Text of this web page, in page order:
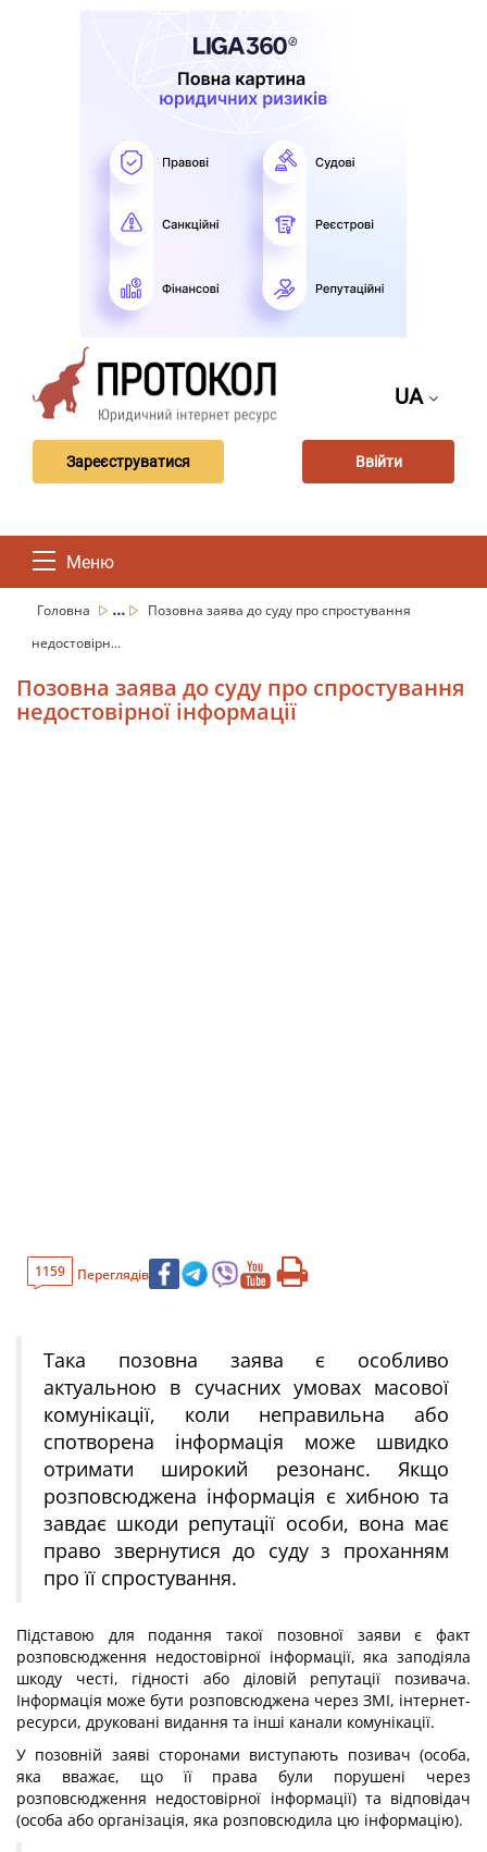
UA
Зареєструватися Ввійти
Меню
Головна ...
Позовна заява до суду про спростування
недостовірн...
Позовна заява до суду про спростування
недостовірної інформації
1159 Переглядів
Така позовна заява є особливо
актуальною в сучасних умовах масової
комунікації, коли неправильна або
спотворена інформація може швидко
отримати широкий резонанс. Якщо
розповсюджена інформація є хибною та
завдає шкоди репутації особи, вона має
право звернутися до суду з проханням
про її спростування.
Підставою для подання такої позовної заяви є факт
розповсюдження недостовірної інформації, яка заподіяла
шкоду честі, гідності або діловій репутації позивача.
Інформація може бути розповсюджена через ЗМІ, інтернет-
ресурси, друковані видання та інші канали комунікації.
У позовній заяві сторонами виступають позивач (особа,
яка вважає, що її права були порушені через
розповсюдження недостовірної інформації) та відповідач
(особа або організація, яка розповсюдила цю інформацію).